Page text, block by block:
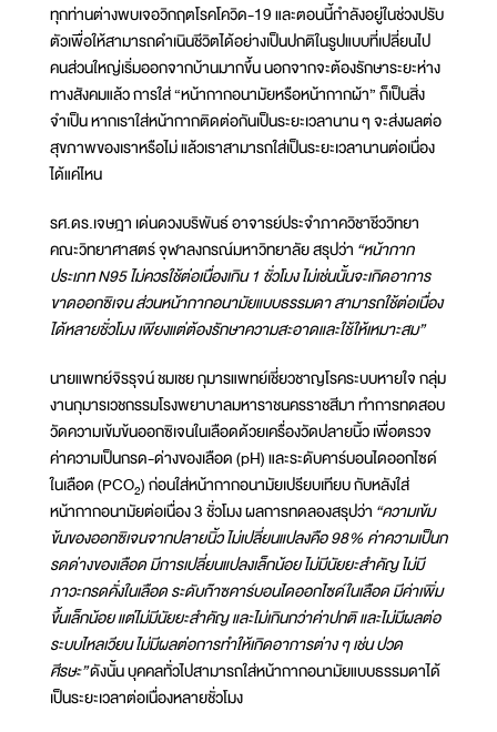
ทุกท่านต่างพบเจอวิกฤตโรคโควิด-19 และตอนนี้กำลังอยู่ในช่วงปรับ
ตัวเพื่อให้สามารถดำเนินชีวิตได้อย่างเป็นปกติในรูปแบบที่เปลี่ยนไป
คนส่วนใหญ่เริ่มออกจากบ้านมากขึ้น นอกจากจะต้องรักษาระยะห่าง
ทางสังคมแล้ว การใส่ “หน้ากากอนามัยหรือหน้ากากผ้า” ก็เป็นสิ่ง
จำเป็น หากเราใส่หน้ากากติดต่อกันเป็นระยะเวลานาน ๆ จะส่งผลต่อ
สุขภาพของเราหรือไม่ แล้วเราสามารถใส่เป็นระยะเวลานานต่อเนื่อง
ได้แค่ไหน
รศ.ดร.เจษฎา เด่นดวงบริพันธ์ อาจารย์ประจำภาควิชาชีววิทยา
คณะวิทยาศาสตร์ จุฬาลงกรณ์มหาวิทยาลัย สรุปว่า “หน้ากาก
ประเภท N95 ไม่ควรใช้ต่อเนื่องเกิน 1 ชั่วโมง ไม่เช่นนั้นจะเกิดอาการ
ขาดออกซิเจน ส่วนหน้ากากอนามัยแบบธรรมดา สามารถใช้ต่อเนื่อง
ได้หลายชั่วโมง เพียงแต่ต้องรักษาความสะอาดและใช้ให้เหมาะสม”
นายแพทย์จิรรุจน์ ชมเชย กุมารแพทย์เชี่ยวชาญโรคระบบหายใจ กลุ่ม
งานกุมารเวชกรรมโรงพยาบาลมหาราชนครราชสีมา ทำการทดสอบ
วัดความเข้มข้นออกซิเจนในเลือดด้วยเครื่องวัดปลายนิ้ว เพื่อตรวจ
ค่าความเป็นกรด-ด่างของเลือด (pH) และระดับคาร์บอนไดออกไซด์
ในเลือด (PCO2) ก่อนใส่หน้ากากอนามัยเปรียบเทียบ กับหลังใส่
หน้ากากอนามัยต่อเนื่อง 3 ชั่วโมง ผลการทดลองสรุปว่า “ความเข้ม
ข้นของออกซิเจนจากปลายนิ้ว ไม่เปลี่ยนแปลงคือ 98% ค่าความเป็นก
รดด่างของเลือด มีการเปลี่ยนแปลงเล็กน้อย ไม่มีนัยยะสำคัญ ไม่มี
ภาวะกรดคั่งในเลือด ระดับก๊าซคาร์บอนไดออกไซด์ในเลือด มีค่าเพิ่ม
ขึ้นเล็กน้อย แต่ไม่มีนัยยะสำคัญ และไม่เกินกว่าค่าปกติ และไม่มีผลต่อ
ระบบไหลเวียน ไม่มีผลต่อการทำให้เกิดอาการต่าง ๆ เช่น ปวด
ศีรษะ”ดังนั้น บุคคลทั่วไปสามารถใส่หน้ากากอนามัยแบบธรรมดาได้
เป็นระยะเวลาต่อเนื่องหลายชั่วโมง